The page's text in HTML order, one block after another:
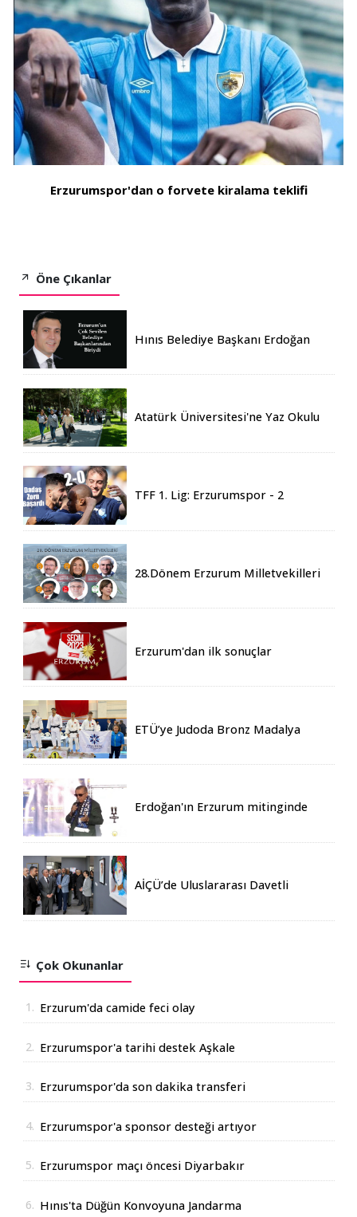
Erzurumspor'dan o forvete kiralama teklifi
Öne Çıkanlar
Hınıs Belediye Başkanı Erdoğan
Atatürk Üniversitesi'ne Yaz Okulu
TFF 1. Lig: Erzurumspor - 2
28.Dönem Erzurum Milletvekilleri
Erzurum'dan ilk sonuçlar
ETÜ’ye Judoda Bronz Madalya
Erdoğan'ın Erzurum mitinginde
AİÇÜ’de Uluslararası Davetli
Çok Okunanlar
1. Erzurum'da camide feci olay
2. Erzurumspor'a tarihi destek Aşkale
3. Erzurumspor'da son dakika transferi
4. Erzurumspor'a sponsor desteği artıyor
5. Erzurumspor maçı öncesi Diyarbakır
6. Hınıs'ta Düğün Konvoyuna Jandarma